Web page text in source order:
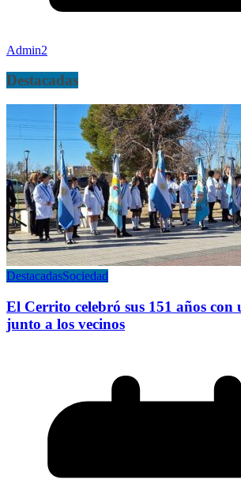
Admin2
Destacadas
DestacadasSociedad
El Cerrito celebró sus 151 años con
junto a los vecinos